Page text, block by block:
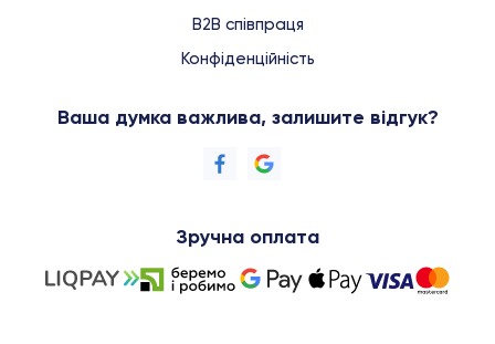
B2B співпраця
Конфіденційність
Ваша думка важлива, залишите відгук?
Зручна оплата